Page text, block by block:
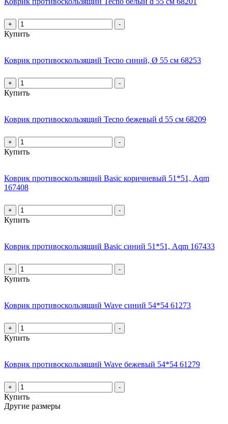
+ -
Купить
Коврик противоскользящий Tecno синий, Ø 55 см 68253
+ -
Купить
Коврик противоскользящий Tecno бежевый d 55 см 68209
+ -
Купить
Коврик противоскользящий Basic коричневый 51*51, Aqm
167408
+ -
Купить
Коврик противоскользящий Basic синий 51*51, Aqm 167433
+ -
Купить
Коврик противоскользящий Wave синий 54*54 61273
+ -
Купить
Коврик противоскользящий Wave бежевый 54*54 61279
+ -
Купить
Другие размеры